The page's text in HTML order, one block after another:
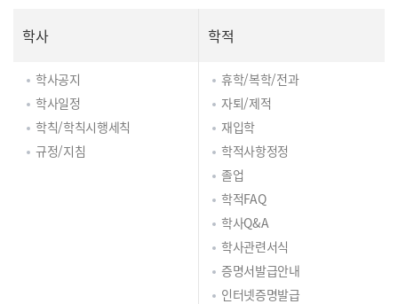
학사
학사공지
학사일정
학칙/학칙시행세칙
규정/지침
학적
휴학/복학/전과
자퇴/제적
재입학
학적사항정정
졸업
학적FAQ
학사Q&A
학사관련서식
증명서발급안내
인터넷증명발급